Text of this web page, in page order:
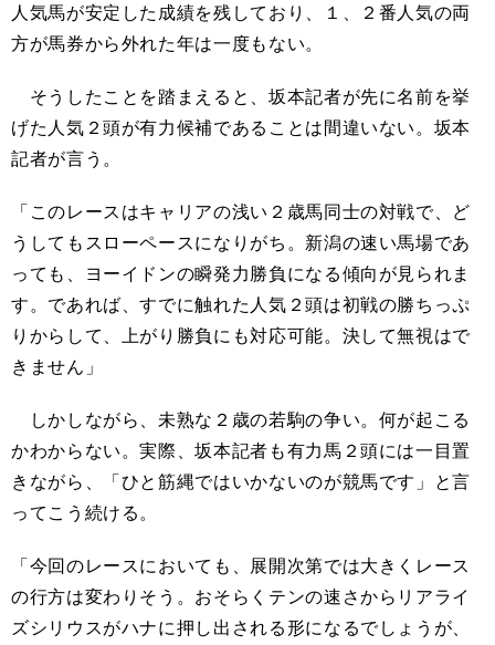
人気馬が安定した成績を残しており、１、２番人気の両
方が馬券から外れた年は一度もない。
そうしたことを踏まえると、坂本記者が先に名前を挙
げた人気２頭が有力候補であることは間違いない。坂本
記者が言う。
「このレースはキャリアの浅い２歳馬同士の対戦で、ど
うしてもスローペースになりがち。新潟の速い馬場であ
っても、ヨーイドンの瞬発力勝負になる傾向が見られま
す。であれば、すでに触れた人気２頭は初戦の勝ちっぷ
りからして、上がり勝負にも対応可能。決して無視はで
きません」
しかしながら、未熟な２歳の若駒の争い。何が起こる
かわからない。実際、坂本記者も有力馬２頭には一目置
きながら、「ひと筋縄ではいかないのが競馬です」と言
ってこう続ける。
「今回のレースにおいても、展開次第では大きくレース
の行方は変わりそう。おそらくテンの速さからリアライ
ズシリウスがハナに押し出される形になるでしょうが、